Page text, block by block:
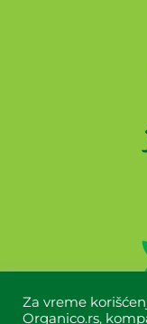
Za vreme
Organico.rs,